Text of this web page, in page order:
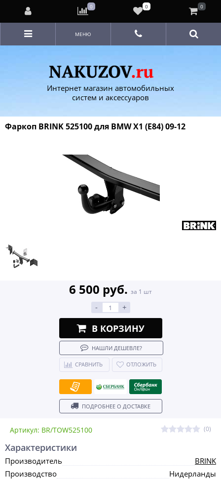
Интернет магазин автомобильных
систем и аксессуаров
МЕНЮ
Фаркоп BRINK 525100 для BMW X1 (E84) 09-12
Артикул: BR/TOW525100 (0)
6 500 руб. за 1 шт
- +
В КОРЗИНУ
НАШЛИ ДЕШЕВЛЕ?
СРАВНИТЬ ОТЛОЖИТЬ
ПОДРОБНЕЕ О ДОСТАВКЕ
Характеристики
Производитель
BRINK
Производство
Нидерланды
0 0 0